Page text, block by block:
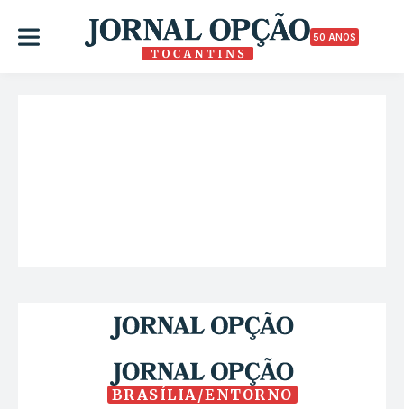
50 ANOS
BRASÍLIA/ENTORNO